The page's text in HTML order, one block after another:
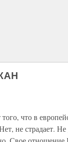
что в
не страдает.